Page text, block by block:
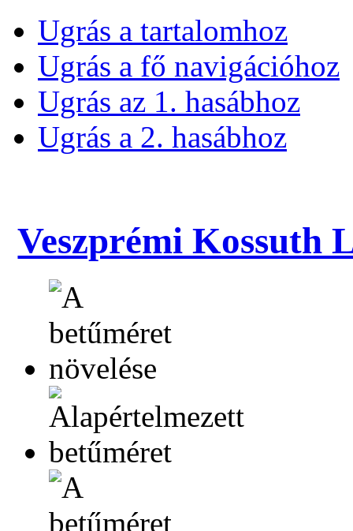
Ugrás a tartalomhoz
Ugrás a fő navigációhoz
Ugrás az 1. hasábhoz
Ugrás a 2. hasábhoz
Veszprémi Kossuth